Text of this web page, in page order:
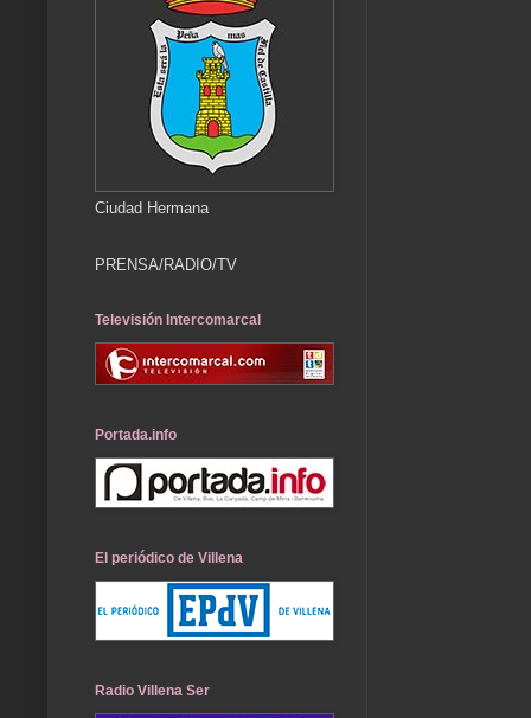
Ciudad Hermana
PRENSA/RADIO/TV
Televisión Intercomarcal
Portada.info
El periódico de Villena
Radio Villena Ser